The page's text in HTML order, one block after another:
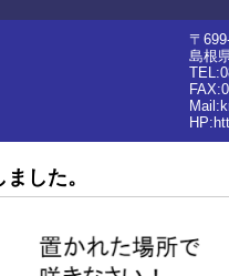
〒
島根
HP:
した。